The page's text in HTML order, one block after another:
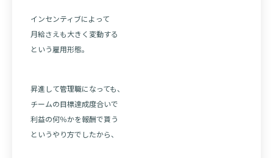
インセンティブによって
月給さえも大きく変動する
という雇用形態。
昇進して管理職になっても、
チームの目標達成度合いで
利益の何％かを報酬で貰う
というやり方でしたから、